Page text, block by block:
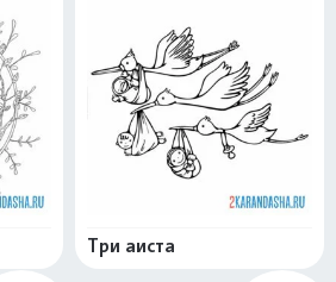
Три аиста